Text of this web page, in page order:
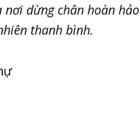
nơi dừng chân hoàn
thanh bình.